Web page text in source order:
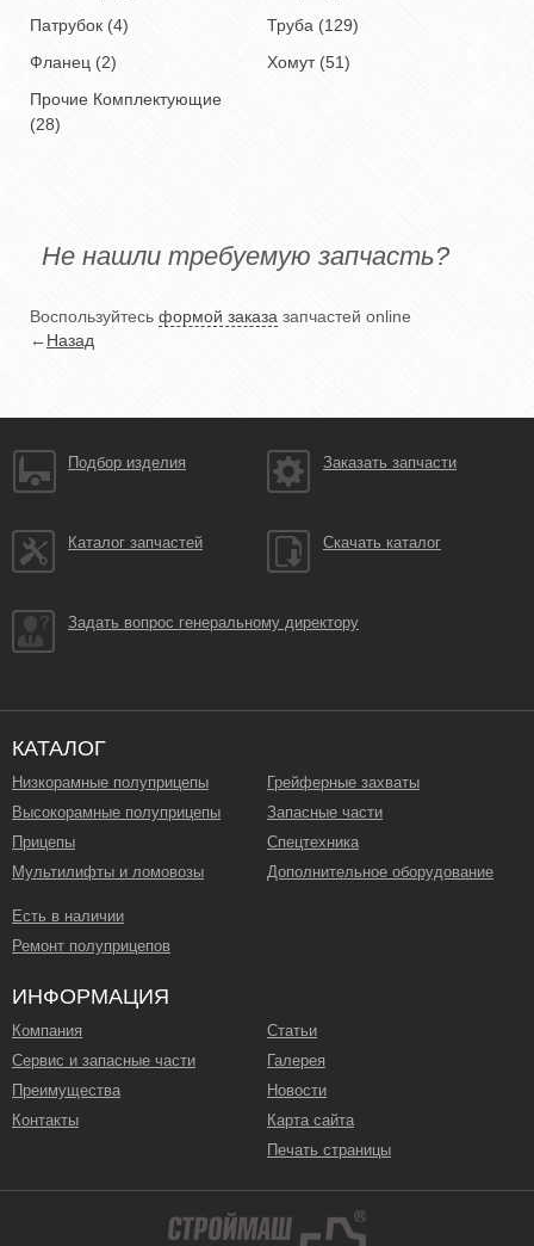
Патрубок (4)
Труба (129)
Фланец (2)
Хомут (51)
Прочие Комплектующие
(28)
Не нашли требуемую запчасть?
Воспользуйтесь формой заказа запчастей online
←Назад
Подбор изделия Заказать запчасти
Каталог запчастей Скачать каталог
Задать вопрос генеральному директору
КАТАЛОГ
Низкорамные полуприцепы
Высокорамные полуприцепы
Прицепы
Мультилифты и ломовозы
Грейферные захваты
Запасные части
Спецтехника
Дополнительное оборудование
Есть в наличии
Ремонт полуприцепов
ИНФОРМАЦИЯ
Компания
Сервис и запасные части
Преимущества
Контакты
Статьи
Галерея
Новости
Карта сайта
Печать страницы